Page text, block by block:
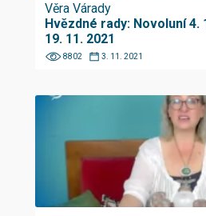
Věra Várady
Hvězdné rady: Novoluní 4.
19. 11. 2021
8802 3. 11. 2021